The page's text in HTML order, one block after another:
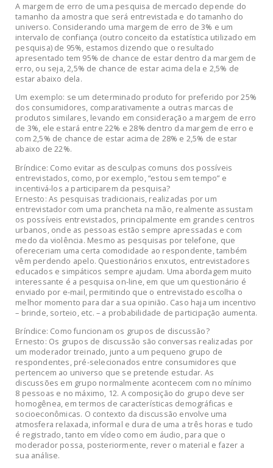
A margem de erro de uma pesquisa de mercado depende do
tamanho da amostra que será entrevistada e do tamanho do
universo. Considerando uma margem de erro de 3% e um
intervalo de confiança (outro conceito da estatística utilizado em
pesquisa) de 95%, estamos dizendo que o resultado
apresentado tem 95% de chance de estar dentro da margem de
erro, ou seja, 2,5% de chance de estar acima dela e 2,5% de
estar abaixo dela.
Um exemplo: se um determinado produto for preferido por 25%
dos consumidores, comparativamente a outras marcas de
produtos similares, levando em consideração a margem de erro
de 3%, ele estará entre 22% e 28% dentro da margem de erro e
com 2,5% de chance de estar acima de 28% e 2,5% de estar
abaixo de 22%.
Bríndice: Como evitar as desculpas comuns dos possíveis
entrevistados, como, por exemplo, “estou sem tempo” e
incentivá-los a participarem da pesquisa?
Ernesto: As pesquisas tradicionais, realizadas por um
entrevistador com uma prancheta na mão, realmente assustam
os possíveis entrevistados, principalmente em grandes centros
urbanos, onde as pessoas estão sempre apressadas e com
medo da violência. Mesmo as pesquisas por telefone, que
ofereceriam uma certa comodidade ao respondente, também
vêm perdendo apelo. Questionários enxutos, entrevistadores
educados e simpáticos sempre ajudam. Uma abordagem muito
interessante é a pesquisa on-line, em que um questionário é
enviado por e-mail, permitindo que o entrevistado escolha o
melhor momento para dar a sua opinião. Caso haja um incentivo
– brinde, sorteio, etc. – a probabilidade de participação aumenta.
Bríndice: Como funcionam os grupos de discussão?
Ernesto: Os grupos de discussão são conversas realizadas por
um moderador treinado, junto a um pequeno grupo de
respondentes, pré-selecionados entre consumidores que
pertencem ao universo que se pretende estudar. As
discussões em grupo normalmente acontecem com no mínimo
8 pessoas e no máximo, 12. A composição do grupo deve ser
homogênea, em termos de características demográficas e
socioeconômicas. O contexto da discussão envolve uma
atmosfera relaxada, informal e dura de uma a três horas e tudo
é registrado, tanto em vídeo como em áudio, para que o
moderador possa, posteriormente, rever o material e fazer a
sua análise.